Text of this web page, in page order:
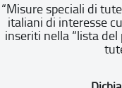
“Misure speciali di
italiani di interesse
inseriti nella “lista